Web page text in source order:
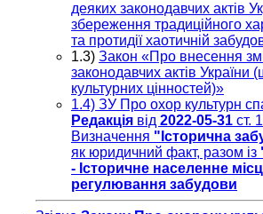
деяких законодавчих актів
збереження традиційного
та протидії хаотичній
1.3) Закон «Про внесення
законодавчих актів
культурних цінностей)»
1.4) ЗУ Про охор культурн
Редакція від 2022-05-31 ст. 1
Визначення "Історична
як юридичний факт, разом із
- Історичне населенне
регулювання забудови